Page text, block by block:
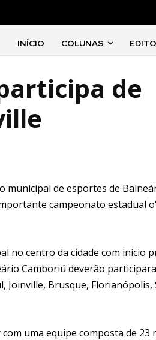
INÍCIO COLUNAS
de
municipal de esportes de
campeonato estadual
no centro da cidade com início
Camboriú deverão
Brusque, Florianópolis,
uma equipe composta de 23